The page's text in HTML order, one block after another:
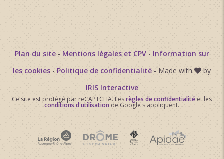
Plan du site- Mentions légales et CPV- Information sur
les cookies - Politique de confidentialité - Made with
by
IRIS Interactive
Ce site est protégé par reCAPTCHA. Lesrègles de confidentialitéet les
conditions d'utilisation de Google s'appliquent.